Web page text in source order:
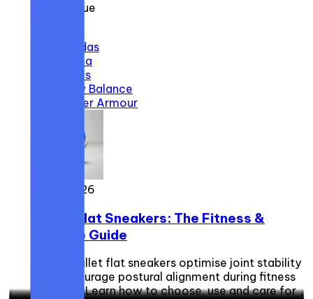
Par marque
Adidas
Puma
Asics
New Balance
Under Armour
4 juin 2026
Ballet Flat Sneakers: The Fitness &
Posture Guide
Hybrid ballet flat sneakers optimise joint stability
and encourage postural alignment during fitness
sessions. Learn how to choose, use and care for